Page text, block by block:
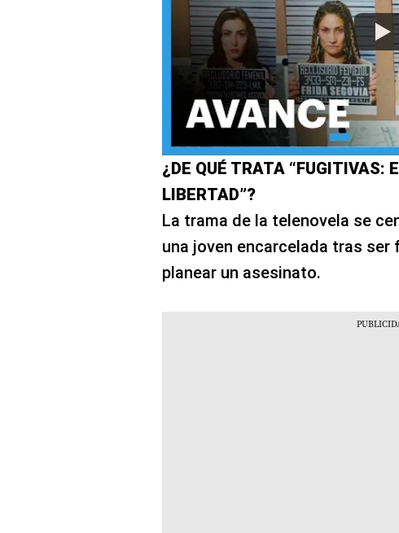
¿DE QUÉ TRATA “FUGITIVAS:
LIBERTAD”?
La trama de la telenovela se
una joven encarcelada tras ser
planear un asesinato.